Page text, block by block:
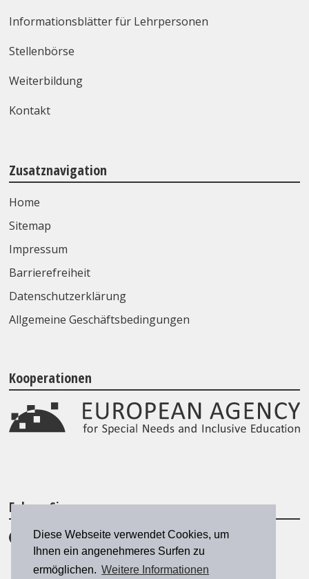
Diese Webseite verwendet Cookies, um
Ihnen ein angenehmeres Surfen zu
ermöglichen. Weitere Informationen
Informationsblätter für Lehrpersonen
Stellenbörse
Weiterbildung
Kontakt
Zusatznavigation
Home
Sitemap
Impressum
Barrierefreiheit
Datenschutzerklärung
Allgemeine Geschäftsbedingungen
Kooperationen
Folgen Sie uns